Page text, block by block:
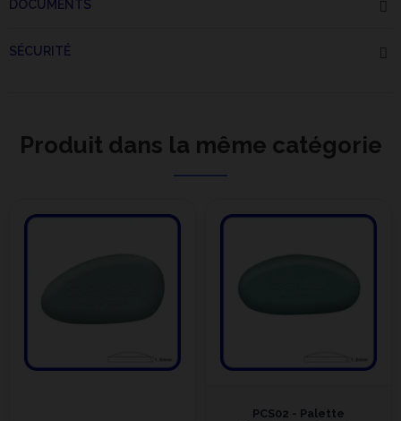
DOCUMENTS
SÉCURITÉ
Produit dans la même catégorie
PCS02 - Palette